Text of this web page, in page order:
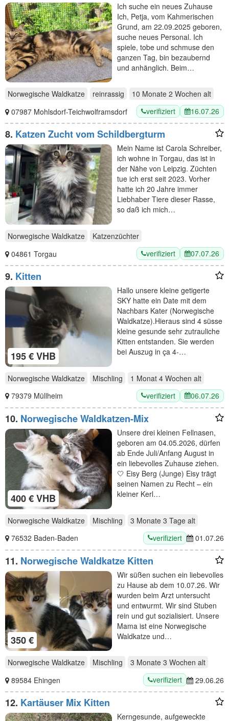
Ich suche ein neues Zuhause
Ich, Petja, vom Kahmerischen
Grund, am 22.09.2025 geboren,
suche neues Personal. Ich
spiele, tobe und schmuse den
ganzen Tag, bin bezaubernd
und anhänglich. Beim…
Norwegische Waldkatze reinrassig 10 Monate 2 Wochen alt
07987 Mohlsdorf-Teichwolframsdorf
verifiziert 16.07.26
8. Katzen Zucht vom Schildbergturm
Mein Name ist Carola Schreiber,
ich wohne in Torgau, das ist in
der Nähe von Leipzig. Züchten
tue ich erst seit 2023. Vorher
hatte ich 20 Jahre immer
Liebhaber Tiere dieser Rasse,
so daß ich mich…
Norwegische Waldkatze
Katzenzüchter
04861 Torgau
verifiziert 07.07.26
9. Kitten
195 € VHB
Hallo unsere kleine getigerte
SKY hatte ein Date mit dem
Nachbars Kater (Norwegische
Waldkatze).Hieraus sind 4 süsse
kleine gesunde sehr zutrauliche
Kitten entstanden. Sie werden
bei Auszug in ça 4-…
Norwegische Waldkatze Mischling 1 Monat 4 Wochen alt
79379 Müllheim
verifiziert 06.07.26
10. Norwegische Waldkatzen-Mix
400 € VHB
Unsere drei kleinen Fellnasen,
geboren am 04.05.2026, dürfen
ab Ende Juli/Anfang August in
ein liebevolles Zuhause ziehen.
🤍 Eisy Berg (Junge) Eisy trägt
seinen Namen zu Recht – ein
kleiner Kerl…
Norwegische Waldkatze Mischling 3 Monate 3 Tage alt
76532 Baden-Baden
verifiziert 01.07.26
11. Norwegische Waldkatze Kitten
350 €
Wir süßen suchen ein liebevolles
zu Hause ab dem 10.07.26. Wir
wurden beim Arzt untersucht
und entwurmt. Wir sind Stuben
rein und gut sozialisiert. Unsere
Mama ist eine Norwegische
Waldkatze und…
Norwegische Waldkatze Mischling 3 Monate 3 Wochen alt
89584 Ehingen
verifiziert 29.06.26
12. Kartäuser Mix Kitten
Kerngesunde, aufgeweckte